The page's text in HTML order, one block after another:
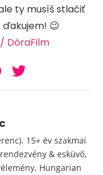
ty musíš stlačiť
😉
DóraFilm
15+ év szakmai
& esküvő,
Hungarian